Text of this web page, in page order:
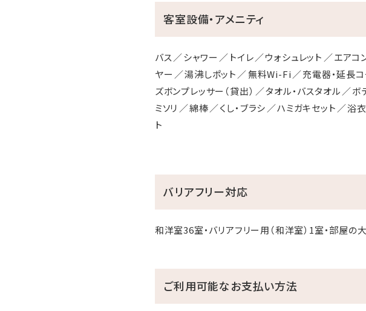
https://x.gd/hmura_checkin
客室設備・アメニティ
バス シャワー トイレ ウォシュレット エアコ
ヤー
湯沸しポット 無料Wi-Fi 充電器・延長コ
ズボンプレッサー（貸出）
タオル・バスタオル ボ
ミソリ
綿棒 くし・ブラシ ハミガキセット 浴
ト
バリアフリー対応
和洋室36室・バリアフリー用（和洋室）1室・部屋の
ご利用可能なお支払い方法